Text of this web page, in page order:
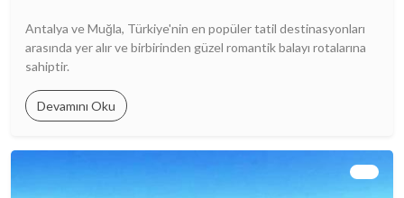
Antalya ve Muğla, Türkiye'nin en popüler tatil destinasyonları
arasında yer alır ve birbirinden güzel romantik balayı rotalarına
sahiptir.
Devamını Oku